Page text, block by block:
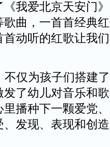
我爱北京天安门
曲，一首首经典
动听的红歌让我
仅为孩子们搭建
了幼儿对音乐和
播种下一颗爱党
发现、表现和创